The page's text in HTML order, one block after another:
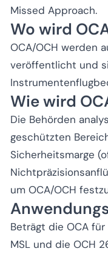
Missed Approach.
Wo wird
OCA/OCH werden
veröffentlicht und
Wie wird
Die Behörden
geschützten
Sicherheitsmarge
um OCA/OCH
Beträgt die OCA für
MSL und die OCH